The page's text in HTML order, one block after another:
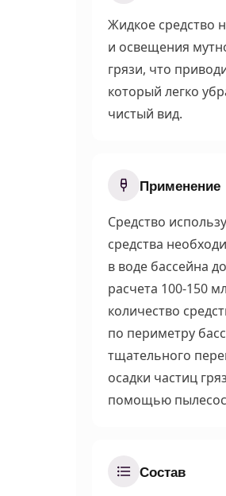
Жидкое средство
и освещения
грязи, что
который легко
чистый вид.
Применение
Средство
средства
в воде бассейна
расчета 100-150
количество
по периметру
тщательного
осадки частиц
помощью
Состав